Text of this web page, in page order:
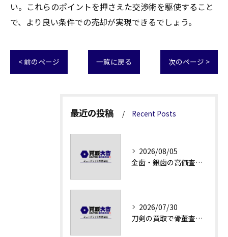
い。これらのポイントを押さえた交渉術を駆使すること
で、より良い条件での売却が実現できるでしょう。
< 前のページ 一覧に戻る 次のページ >
最近の投稿 Recent Posts
2026/08/05
金歯・銀歯の高価査定法徹底解説
2026/07/30
刀剣の買取で骨董査定の注意点